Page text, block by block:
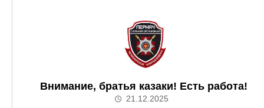
Внимание, братья казаки! Есть работа!
21.12.2025